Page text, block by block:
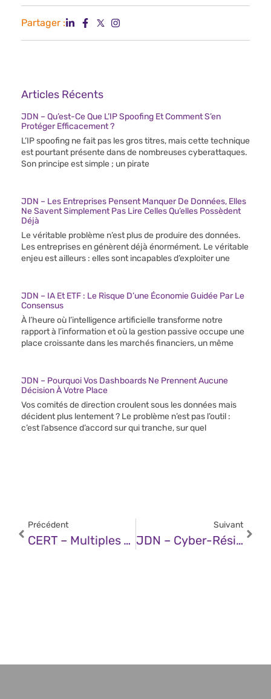
Partager :
Articles Récents
JDN – Qu’est-Ce Que L’IP Spoofing Et Comment S’en
Protéger Efficacement ?
L’IP spoofing ne fait pas les gros titres, mais cette technique
est pourtant présente dans de nombreuses cyberattaques.
Son principe est simple ; un pirate
JDN – Les Entreprises Pensent Manquer De Données, Elles
Ne Savent Simplement Pas Lire Celles Qu’elles Possèdent
Déjà
Le véritable problème n’est plus de produire des données.
Les entreprises en génèrent déjà énormément. Le véritable
enjeu est ailleurs : elles sont incapables d’exploiter une
JDN – IA Et ETF : Le Risque D’une Économie Guidée Par Le
Consensus
À l’heure où l’intelligence artificielle transforme notre
rapport à l’information et où la gestion passive occupe une
place croissante dans les marchés financiers, un même
JDN – Pourquoi Vos Dashboards Ne Prennent Aucune
Décision À Votre Place
Vos comités de direction croulent sous les données mais
décident plus lentement ? Le problème n’est pas l’outil :
c’est l’absence d’accord sur qui tranche, sur quel
Précédent
CERT – Multiples Vulnérabilités Dans Les Produits IBM (07 Novembre 2025)
Suivant
JDN – Cyber-Résilience : Protéger Les Voyages Aériens Des Chaos Estivaux